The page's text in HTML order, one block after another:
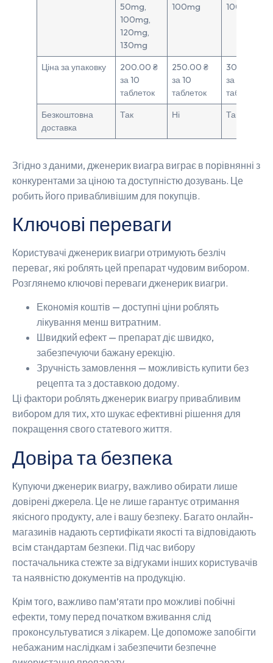
50mg,
100mg,
120mg,
130mg
100mg
100mg
Ціна за упаковку
200.00 ₴
за 10
таблеток
250.00 ₴
за 10
таблеток
300.00 ₴
за 10
таблеток
Безкоштовна
доставка
Так Ні Так
Згідно з даними, дженерик виагра виграє в порівнянні з
конкурентами за ціною та доступністю дозувань. Це
робить його привабливішим для покупців.
Ключові переваги
Користувачі дженерик виагри отримують безліч
переваг, які роблять цей препарат чудовим вибором.
Розглянемо ключові переваги дженерик виагри.
Економія коштів — доступні ціни роблять
лікування менш витратним.
Швидкий ефект — препарат діє швидко,
забезпечуючи бажану ерекцію.
Зручність замовлення — можливість купити без
рецепта та з доставкою додому.
Ці фактори роблять дженерик виагру привабливим
вибором для тих, хто шукає ефективні рішення для
покращення свого статевого життя.
Довіра та безпека
Купуючи дженерик виагру, важливо обирати лише
довірені джерела. Це не лише гарантує отримання
якісного продукту, але і вашу безпеку. Багато онлайн-
магазинів надають сертифікати якості та відповідають
всім стандартам безпеки. Під час вибору
постачальника стежте за відгуками інших користувачів
та наявністю документів на продукцію.
Крім того, важливо пам’ятати про можливі побічні
ефекти, тому перед початком вживання слід
проконсультуватися з лікарем. Це допоможе запобігти
небажаним наслідкам і забезпечити безпечне